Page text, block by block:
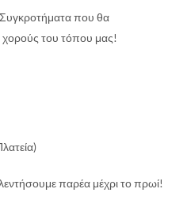
που θα
του τόπου μας!
παρέα μέχρι το πρωί!